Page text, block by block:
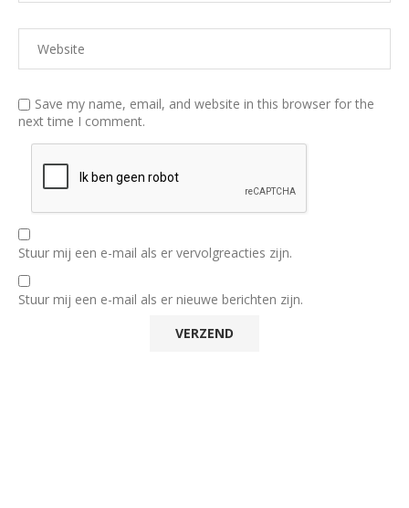
Save my name, email, and website in this browser for the
next time I comment.
Stuur mij een e-mail als er vervolgreacties zijn.
Stuur mij een e-mail als er nieuwe berichten zijn.